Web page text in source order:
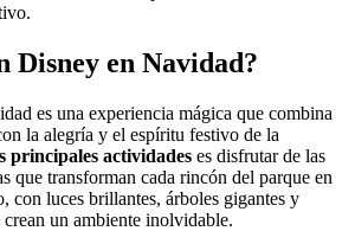
Disney en Navidad?
es una experiencia mágica que combina
la alegría y el espíritu festivo de la
principales actividades es disfrutar de las
que transforman cada rincón del parque en
con luces brillantes, árboles gigantes y
un ambiente inolvidable.